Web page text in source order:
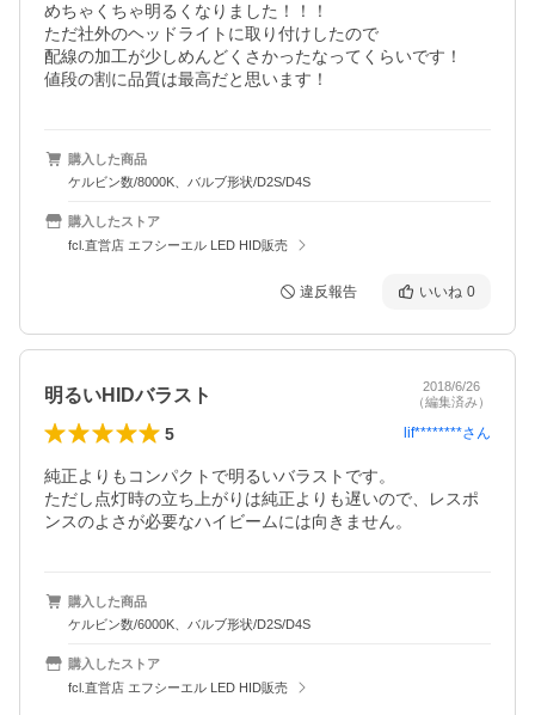
めちゃくちゃ明るくなりました！！！
ただ社外のヘッドライトに取り付けしたので
配線の加工が少しめんどくさかったなってくらいです！
購入した商品
ケルビン数/8000K、バルブ形状/D2S/D4S
購入したストア
fcl.直営店 エフシーエル LED HID販売
違反報告 いいね 0
明るいHIDバラスト
2018/6/26
（編集済み）
5 lif********さん
純正よりもコンパクトで明るいバラストです。
ただし点灯時の立ち上がりは純正よりも遅いので、レスポ
ンスのよさが必要なハイビームには向きません。
購入した商品
ケルビン数/6000K、バルブ形状/D2S/D4S
購入したストア
fcl.直営店 エフシーエル LED HID販売